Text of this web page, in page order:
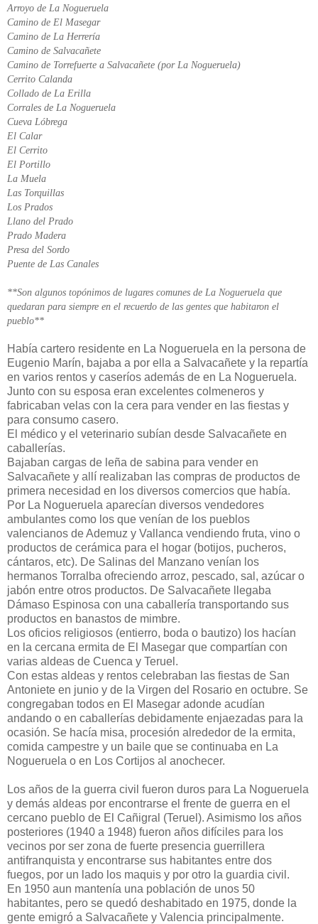
Arroyo de La Nogueruela
Camino de El Masegar
Camino de La Herrería
Camino de Salvacañete
Camino de Torrefuerte a Salvacañete (por La Nogueruela)
Cerrito Calanda
Collado de La Erilla
Corrales de La Nogueruela
Cueva Lóbrega
El Calar
El Cerrito
El Portillo
La Muela
Las Torquillas
Los Prados
Llano del Prado
Prado Madera
Presa del Sordo
Puente de Las Canales
**Son algunos topónimos de lugares comunes de La Nogueruela que
quedaran para siempre en el recuerdo de las gentes que habitaron el
pueblo**
Había cartero residente en La Nogueruela en la persona de
Eugenio Marín, bajaba a por ella a Salvacañete y la repartía
en varios rentos y caseríos además de en La Nogueruela.
Junto con su esposa eran excelentes colmeneros y
fabricaban velas con la cera para vender en las fiestas y
para consumo casero.
El médico y el veterinario subían desde Salvacañete en
caballerías.
Bajaban cargas de leña de sabina para vender en
Salvacañete y allí realizaban las compras de productos de
primera necesidad en los diversos comercios que había.
Por La Nogueruela aparecían diversos vendedores
ambulantes como los que venían de los pueblos
valencianos de Ademuz y Vallanca vendiendo fruta, vino o
productos de cerámica para el hogar (botijos, pucheros,
cántaros, etc). De Salinas del Manzano venían los
hermanos Torralba ofreciendo arroz, pescado, sal, azúcar o
jabón entre otros productos. De Salvacañete llegaba
Dámaso Espinosa con una caballería transportando sus
productos en banastos de mimbre.
Los oficios religiosos (entierro, boda o bautizo) los hacían
en la cercana ermita de El Masegar que compartían con
varias aldeas de Cuenca y Teruel.
Con estas aldeas y rentos celebraban las fiestas de San
Antoniete en junio y de la Virgen del Rosario en octubre. Se
congregaban todos en El Masegar adonde acudían
andando o en caballerías debidamente enjaezadas para la
ocasión. Se hacía misa, procesión alrededor de la ermita,
comida campestre y un baile que se continuaba en La
Nogueruela o en Los Cortijos al anochecer.
Los años de la guerra civil fueron duros para La Nogueruela
y demás aldeas por encontrarse el frente de guerra en el
cercano pueblo de El Cañigral (Teruel). Asimismo los años
posteriores (1940 a 1948) fueron años difíciles para los
vecinos por ser zona de fuerte presencia guerrillera
antifranquista y encontrarse sus habitantes entre dos
fuegos, por un lado los maquis y por otro la guardia civil.
En 1950 aun mantenía una población de unos 50
habitantes, pero se quedó deshabitado en 1975, donde la
gente emigró a Salvacañete y Valencia principalmente.